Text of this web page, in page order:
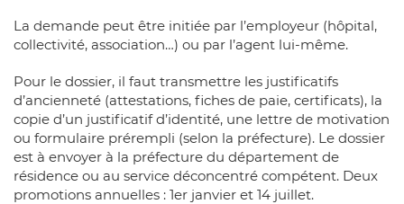
La demande peut être initiée par l’employeur (hôpital,
collectivité, association…) ou par l’agent lui-même.
Pour le dossier, il faut transmettre les justificatifs
d’ancienneté (attestations, fiches de paie, certificats), la
copie d’un justificatif d’identité, une lettre de motivation
ou formulaire prérempli (selon la préfecture). Le dossier
est à envoyer à la préfecture du département de
résidence ou au service déconcentré compétent. Deux
promotions annuelles : 1er janvier et 14 juillet.